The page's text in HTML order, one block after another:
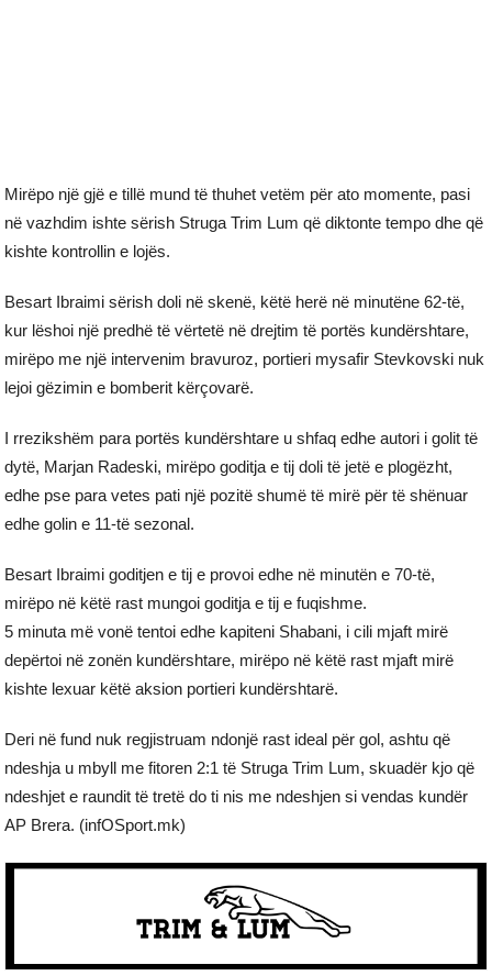
Mirëpo një gjë e tillë mund të thuhet vetëm për ato momente, pasi
në vazhdim ishte sërish Struga Trim Lum që diktonte tempo dhe që
kishte kontrollin e lojës.
Besart Ibraimi sërish doli në skenë, këtë herë në minutëne 62-të,
kur lëshoi një predhë të vërtetë në drejtim të portës kundërshtare,
mirëpo me një intervenim bravuroz, portieri mysafir Stevkovski nuk
lejoi gëzimin e bomberit kërçovarë.
I rrezikshëm para portës kundërshtare u shfaq edhe autori i golit të
dytë, Marjan Radeski, mirëpo goditja e tij doli të jetë e plogëzht,
edhe pse para vetes pati një pozitë shumë të mirë për të shënuar
edhe golin e 11-të sezonal.
Besart Ibraimi goditjen e tij e provoi edhe në minutën e 70-të,
mirëpo në këtë rast mungoi goditja e tij e fuqishme.
5 minuta më vonë tentoi edhe kapiteni Shabani, i cili mjaft mirë
depërtoi në zonën kundërshtare, mirëpo në këtë rast mjaft mirë
kishte lexuar këtë aksion portieri kundërshtarë.
Deri në fund nuk regjistruam ndonjë rast ideal për gol, ashtu që
ndeshja u mbyll me fitoren 2:1 të Struga Trim Lum, skuadër kjo që
ndeshjet e raundit të tretë do ti nis me ndeshjen si vendas kundër
AP Brera. (infOSport.mk)